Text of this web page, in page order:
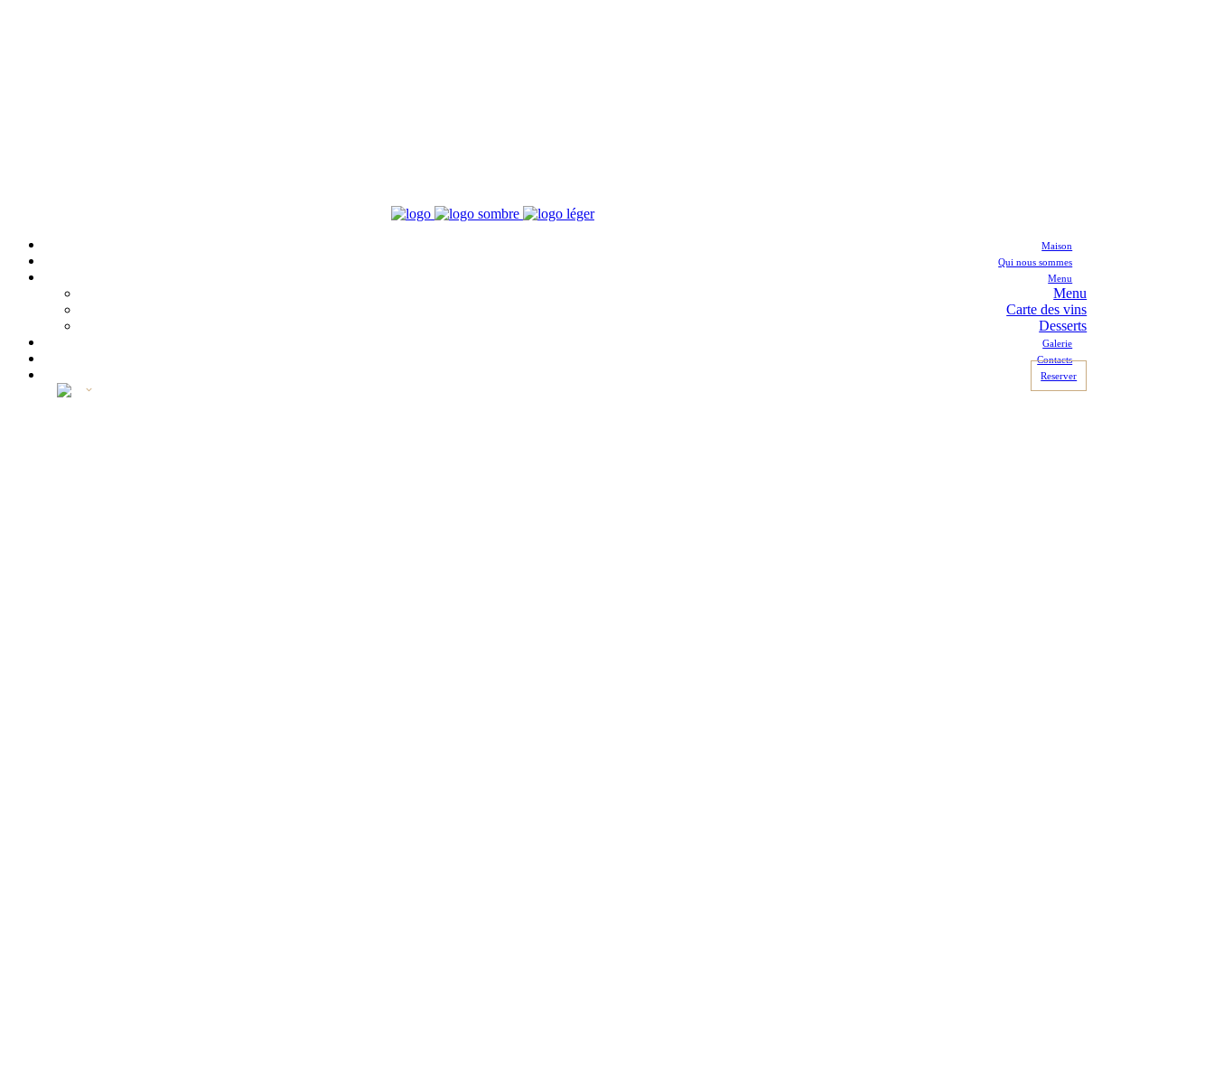
Maison
Qui nous sommes
Menu
Menu
Carte des vins
Desserts
Galerie
Contacts
Reserver